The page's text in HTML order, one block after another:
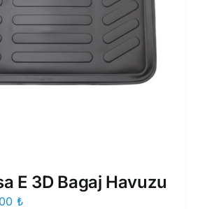
E 3D Bagaj Havuzu
₺